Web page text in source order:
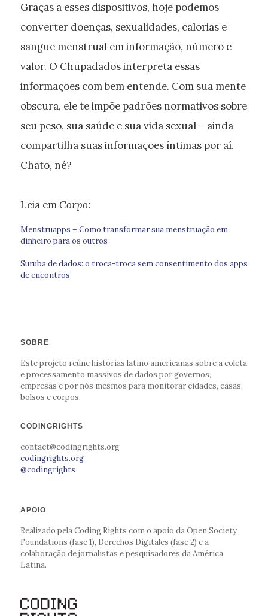
Graças a esses dispositivos, hoje podemos
converter doenças, sexualidades, calorias e
sangue menstrual em informação, número e
valor. O Chupadados interpreta essas
informações com bem entende. Com sua mente
obscura, ele te impõe padrões normativos sobre
seu peso, sua saúde e sua vida sexual – ainda
compartilha suas informações íntimas por aí.
Chato, né?
Leia emCorpo:
Menstruapps – Como transformar sua menstruação em
dinheiro para os outros
Suruba de dados: o troca-troca sem consentimento dos apps
de encontros
SOBRE
Este projeto reúne histórias latino americanas sobre a coleta
e processamento massivos de dados por governos,
empresas e por nós mesmos para monitorar cidades, casas,
bolsos e corpos.
CODINGRIGHTS
contact@codingrights.org
codingrights.org
@codingrights
APOIO
Realizado pela Coding Rights com o apoio da Open Society
Foundations (fase 1), Derechos Digitales (fase 2) e a
colaboração de jornalistas e pesquisadores da América
Latina.